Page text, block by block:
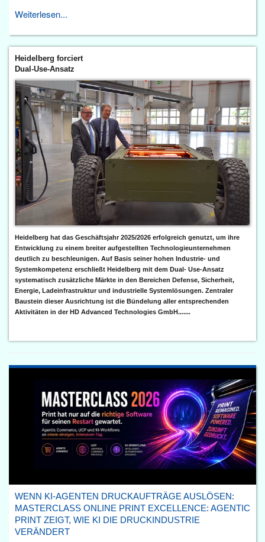
Weiterlesen...
Heidelberg forciert
Dual-Use-Ansatz
Heidelberg hat das Geschäftsjahr 2025/2026 erfolgreich genutzt, um ihre
Entwicklung zu einem breiter aufgestellten Technologieunternehmen
deutlich zu beschleunigen. Auf Basis seiner hohen Industrie- und
Systemkompetenz erschließt Heidelberg mit dem Dual- Use-Ansatz
systematisch zusätzliche Märkte in den Bereichen Defense, Sicherheit,
Energie, Ladeinfrastruktur und industrielle Systemlösungen. Zentraler
Baustein dieser Ausrichtung ist die Bündelung aller entsprechenden
Aktivitäten in der HD Advanced Technologies GmbH.......
WENN KI-AGENTEN DRUCKAUFTRÄGE AUSLÖSEN:
MASTERCLASS ONLINE PRINT EXCELLENCE: AGENTIC
PRINT ZEIGT, WIE KI DIE DRUCKINDUSTRIE
VERÄNDERT